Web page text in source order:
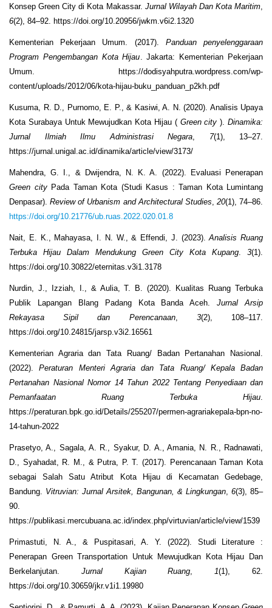
Konsep Green City di Kota Makassar. Jurnal Wilayah Dan Kota Maritim,
6(2), 84–92. https://doi.org/10.20956/jwkm.v6i2.1320
Kementerian Pekerjaan Umum. (2017). Panduan penyelenggaraan
Program Pengembangan Kota Hijau. Jakarta: Kementerian Pekerjaan
Umum. https://dodisyahputra.wordpress.com/wp-
content/uploads/2012/06/kota-hijau-buku_panduan_p2kh.pdf
Kusuma, R. D., Purnomo, E. P., & Kasiwi, A. N. (2020). Analisis Upaya
Kota Surabaya Untuk Mewujudkan Kota Hijau ( Green city ).Dinamika:
Jurnal Ilmiah Ilmu Administrasi Negara, 7(1), 13–27.
https://jurnal.unigal.ac.id/dinamika/article/view/3173/
Mahendra, G. I., & Dwijendra, N. K. A. (2022). Evaluasi Penerapan
Green cityPada Taman Kota (Studi Kasus : Taman Kota Lumintang
Denpasar).Review of Urbanism and Architectural Studies, 20(1), 74–86.
https://doi.org/10.21776/ub.ruas.2022.020.01.8
Nait, E. K., Mahayasa, I. N. W., & Effendi, J. (2023).Analisis Ruang
Terbuka Hijau Dalam Mendukung Green City Kota Kupang. 3(1).
https://doi.org/10.30822/eternitas.v3i1.3178
Nurdin, J., Izziah, I., & Aulia, T. B. (2020). Kualitas Ruang Terbuka
Publik Lapangan Blang Padang Kota Banda Aceh.Jurnal Arsip
Rekayasa Sipil dan Perencanaan, 3(2), 108–117.
https://doi.org/10.24815/jarsp.v3i2.16561
Kementerian Agraria dan Tata Ruang/ Badan Pertanahan Nasional.
(2022).Peraturan Menteri Agraria dan Tata Ruang/ Kepala Badan
Pertanahan Nasional Nomor 14 Tahun 2022 Tentang Penyediaan dan
Pemanfaatan Ruang Terbuka Hijau.
https://peraturan.bpk.go.id/Details/255207/permen-agrariakepala-bpn-no-
14-tahun-2022
Prasetyo, A., Sagala, A. R., Syakur, D. A., Amania, N. R., Radnawati,
D., Syahadat, R. M., & Putra, P. T. (2017). Perencanaan Taman Kota
sebagai Salah Satu Atribut Kota Hijau di Kecamatan Gedebage,
Bandung. Vitruvian: Jurnal Arsitek, Bangunan, & Lingkungan, 6(3), 85–
90.
https://publikasi.mercubuana.ac.id/index.php/virtuvian/article/view/1539
Primastuti, N. A., & Puspitasari, A. Y. (2022). Studi Literature :
Penerapan Green Transportation Untuk Mewujudkan Kota Hijau Dan
Berkelanjutan. Jurnal Kajian Ruang,1(1), 62.
https://doi.org/10.30659/jkr.v1i1.19980